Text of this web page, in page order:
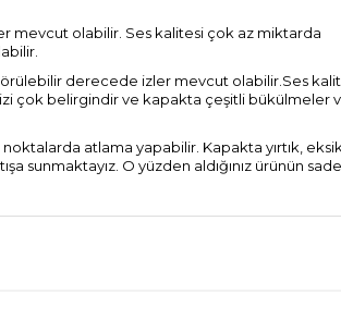
mevcut olabilir. Ses kalitesi çok az miktarda
derecede izler mevcut olabilir.Ses
çok belirgindir ve kapakta çeşitli bükülmeler
atlama yapabilir. Kapakta yırtık, eksik
sunmaktayız. O yüzden aldığınız ürünün